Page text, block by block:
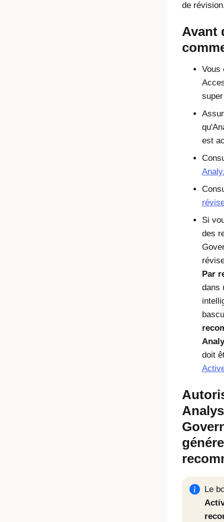
de
Avant
Vous
qu'
est
Si
des
Par
dans
doit
Le